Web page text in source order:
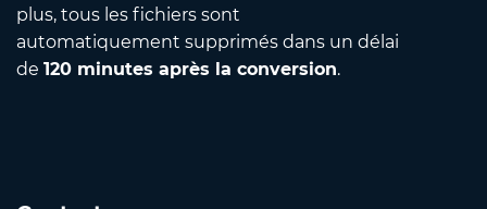
plus, tous les fichiers sont
automatiquement supprimés dans un délai
de 120 minutes après la conversion.